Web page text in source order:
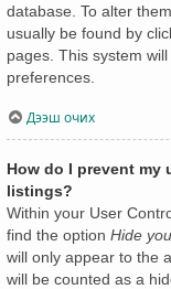
database. To alter
usually be found by
pages. This system
preferences.
Дээш очих
How do I prevent my
listings?
Within your User
find the option Hide
will only appear to the
will be counted as a